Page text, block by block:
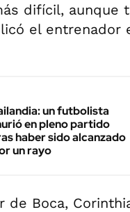
difícil, aunque
el entrenador
un futbolista
en pleno partido
haber sido alcanzado
un rayo
de Boca,